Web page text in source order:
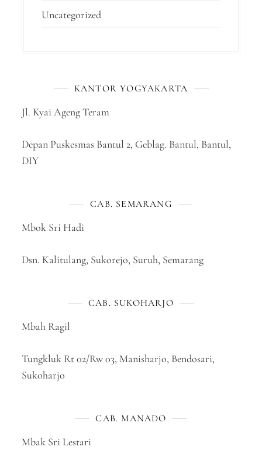
Uncategorized
KANTOR YOGYAKARTA
Jl. Kyai Ageng Teram
Depan Puskesmas Bantul 2, Geblag. Bantul, Bantul,
DIY
CAB. SEMARANG
Mbok Sri Hadi
Dsn. Kalitulang, Sukorejo, Suruh, Semarang
CAB. SUKOHARJO
Mbah Ragil
Tungkluk Rt 02/Rw 03, Manisharjo, Bendosari,
Sukoharjo
CAB. MANADO
Mbak Sri Lestari